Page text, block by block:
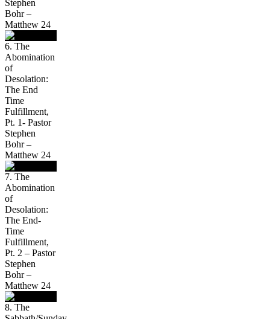
Stephen
Bohr –
Matthew 24
6. The
Abomination
of
Desolation:
The End
Time
Fulfillment,
Pt. 1- Pastor
Stephen
Bohr –
Matthew 24
7. The
Abomination
of
Desolation:
The End-
Time
Fulfillment,
Pt. 2 – Pastor
Stephen
Bohr –
Matthew 24
8. The